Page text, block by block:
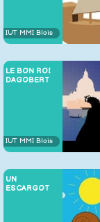
IUT MMI Blois
LE BON ROI
DAGOBERT
IUT MMI Blois
UN
ESCARGOT